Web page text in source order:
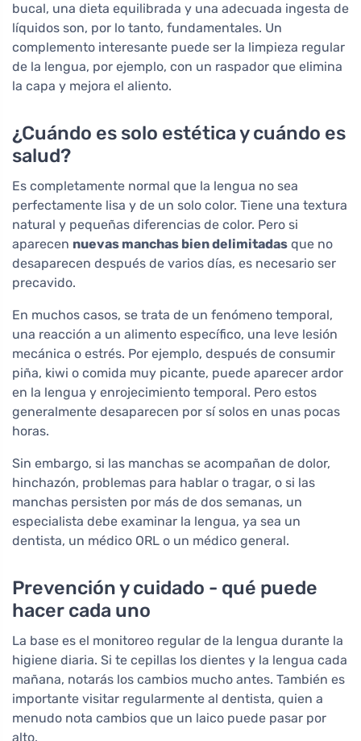
bucal, una dieta equilibrada y una adecuada ingesta de
líquidos son, por lo tanto, fundamentales. Un
complemento interesante puede ser la limpieza regular
de la lengua, por ejemplo, con un raspador que elimina
la capa y mejora el aliento.
¿Cuándo es solo estética y cuándo es
salud?
Es completamente normal que la lengua no sea
perfectamente lisa y de un solo color. Tiene una textura
natural y pequeñas diferencias de color. Pero si
aparecen nuevas manchas bien delimitadas que no
desaparecen después de varios días, es necesario ser
precavido.
En muchos casos, se trata de un fenómeno temporal,
una reacción a un alimento específico, una leve lesión
mecánica o estrés. Por ejemplo, después de consumir
piña, kiwi o comida muy picante, puede aparecer ardor
en la lengua y enrojecimiento temporal. Pero estos
generalmente desaparecen por sí solos en unas pocas
horas.
Sin embargo, si las manchas se acompañan de dolor,
hinchazón, problemas para hablar o tragar, o si las
manchas persisten por más de dos semanas, un
especialista debe examinar la lengua, ya sea un
dentista, un médico ORL o un médico general.
Prevención y cuidado - qué puede
hacer cada uno
La base es el monitoreo regular de la lengua durante la
higiene diaria. Si te cepillas los dientes y la lengua cada
mañana, notarás los cambios mucho antes. También es
importante visitar regularmente al dentista, quien a
menudo nota cambios que un laico puede pasar por
alto.